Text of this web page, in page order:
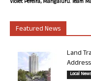
Violet Pereira, Mangaluru. Team
Featured News
Land
Local